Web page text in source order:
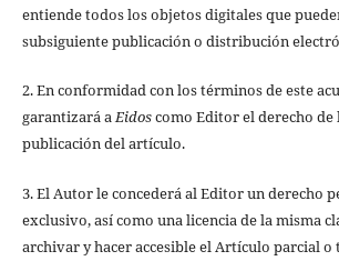
entiende todos los objetos digitales que
subsiguiente publicación o distribución
2. En conformidad con los términos de este
garantizará aEidoscomo Editor el derecho de
publicación del artículo.
3. El Autor le concederá al Editor un derecho
exclusivo, así como una licencia de la misma
archivar y hacer accesible el Artículo parcial